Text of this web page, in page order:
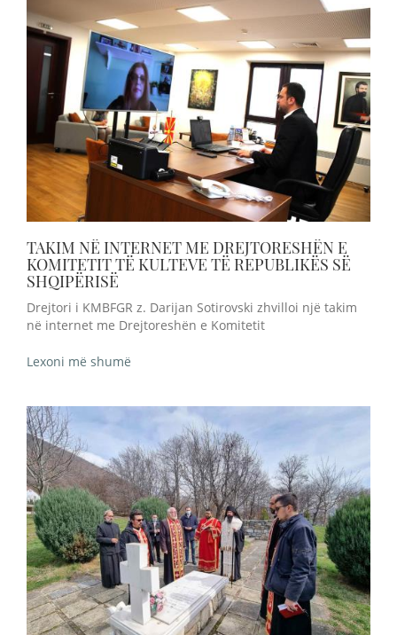
TAKIM NË INTERNET ME DREJTORESHËN E
KOMITETIT TË KULTEVE TË REPUBLIKËS SË
SHQIPËRISË
Drejtori i KMBFGR z. Darijan Sotirovski zhvilloi një takim
në internet me Drejtoreshën e Komitetit
Lexoni më shumë